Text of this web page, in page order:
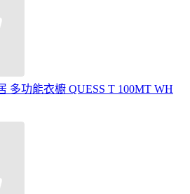
多功能衣櫥 QUESS T 100MT WH